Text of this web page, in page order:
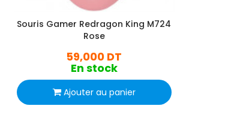
Souris Gamer Redragon King M724
Rose
59,000 DT
En stock
Ajouter au panier